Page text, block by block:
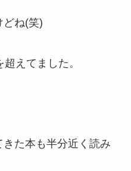
どね(笑)
えてました。
た本も半分近く読み